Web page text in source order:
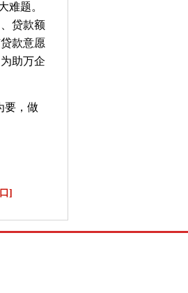
难题。
贷款额
款意愿
助万企
要，做
]